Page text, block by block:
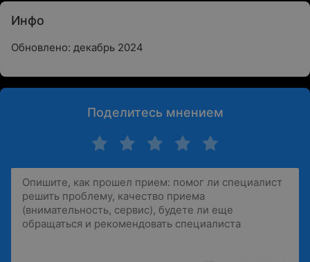
Инфо
Обновлено: декабрь 2024
Поделитесь мнением